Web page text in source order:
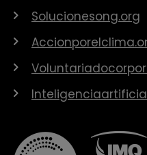
Solucionesong.org